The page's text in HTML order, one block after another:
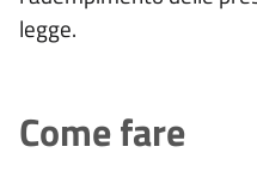
legge.
Come fare